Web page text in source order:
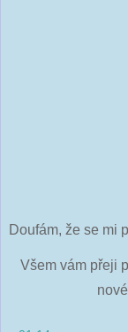
Doufám, že se mi
Všem vám přeji